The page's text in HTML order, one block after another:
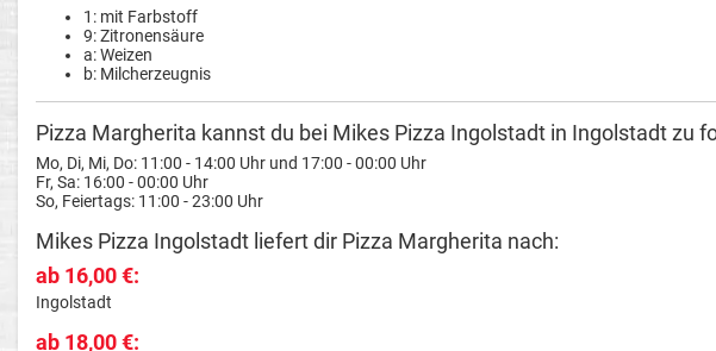
1: mit Farbstoff
9: Zitronensäure
a: Weizen
b: Milcherzeugnis
Pizza Margherita kannst du bei Mikes Pizza Ingolstadt in Ingolstadt zu
Mo, Di, Mi, Do: 11:00 - 14:00 Uhr und 17:00 - 00:00 Uhr
Fr, Sa: 16:00 - 00:00 Uhr
So, Feiertags: 11:00 - 23:00 Uhr
Mikes Pizza Ingolstadt liefert dir Pizza Margherita nach:
ab 16,00 €:
Ingolstadt
ab 18,00 €: